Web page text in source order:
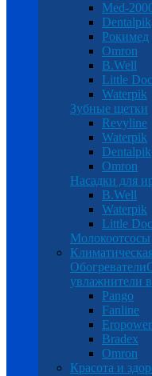
Med-
Dentalpik
Рокимед
Omron
B.Well
Little
Waterpik
Зубные щетки
Revyline
Waterpik
Dentalpik
Omron
Насадки для
B.Well
Waterpik
Little
Молокоотсосы
Обогреватели
увлажнители
Pango
Fanline
Eropower
Bradex
Omron
Красота и